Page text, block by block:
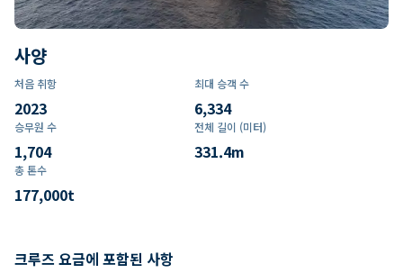
사양
처음 취항
2023
최대 승객 수
6,334
승무원 수
1,704
전체 길이 (미터)
331.4m
총 톤수
177,000t
크루즈 요금에 포함된 사항